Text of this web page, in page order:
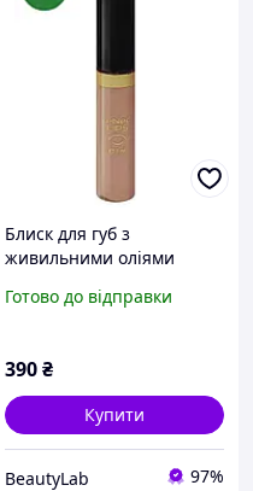
Блиск для губ з
живильними оліями
D03 Siena глянцевий, 7
Готово до відправки
390₴
Купити
BeautyLab 97%